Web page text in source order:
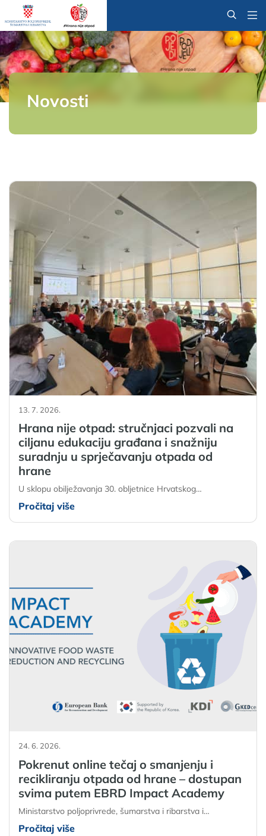
@
Novosti
13. 7. 2026.
Hrana nije otpad: stručnjaci pozvali na
ciljanu edukaciju građana i snažniju
suradnju u sprječavanju otpada od
hrane
U sklopu obilježavanja 30. obljetnice Hrvatskog…
Pročitaj više
24. 6. 2026.
Pokrenut online tečaj o smanjenju i
recikliranju otpada od hrane – dostupan
svima putem EBRD Impact Academy
Ministarstvo poljoprivrede, šumarstva i ribarstva i…
Pročitaj više